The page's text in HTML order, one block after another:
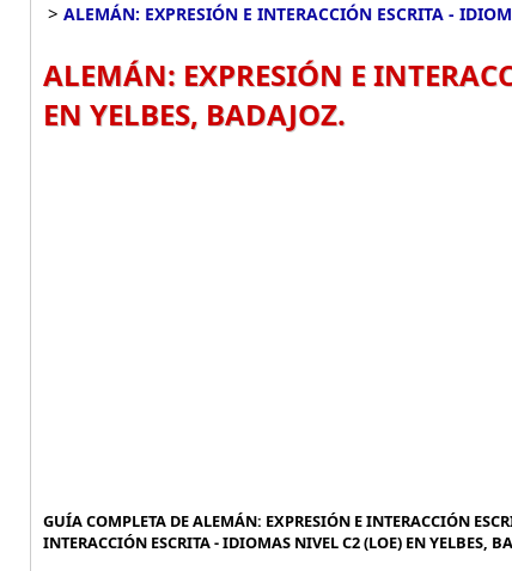
> ALEMÁN: EXPRESIÓN E INTERACCIÓN ESCRITA -
ALEMÁN: EXPRESIÓN E
EN YELBES, BADAJOZ.
GUÍA COMPLETA DE ALEMÁN: EXPRESIÓN E INTERACCIÓN
INTERACCIÓN ESCRITA - IDIOMAS NIVEL C2 (LOE) EN YELBES,